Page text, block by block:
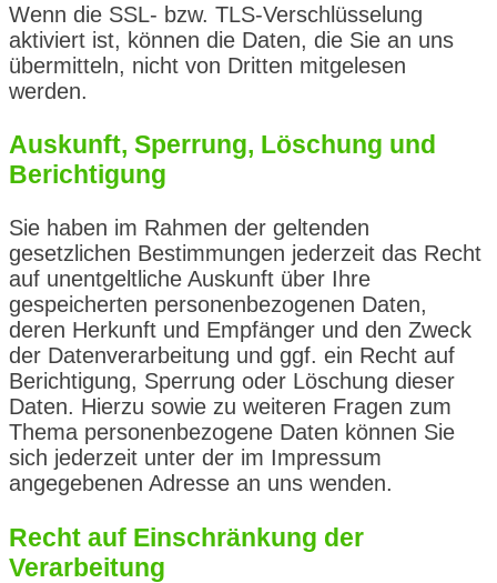
Wenn die SSL- bzw. TLS-Verschlüsselung
aktiviert ist, können die Daten, die Sie an uns
übermitteln, nicht von Dritten mitgelesen
werden.
Auskunft, Sperrung, Löschung und
Berichtigung
Sie haben im Rahmen der geltenden
gesetzlichen Bestimmungen jederzeit das Recht
auf unentgeltliche Auskunft über Ihre
gespeicherten personenbezogenen Daten,
deren Herkunft und Empfänger und den Zweck
der Datenverarbeitung und ggf. ein Recht auf
Berichtigung, Sperrung oder Löschung dieser
Daten. Hierzu sowie zu weiteren Fragen zum
Thema personenbezogene Daten können Sie
sich jederzeit unter der im Impressum
angegebenen Adresse an uns wenden.
Recht auf Einschränkung der
Verarbeitung